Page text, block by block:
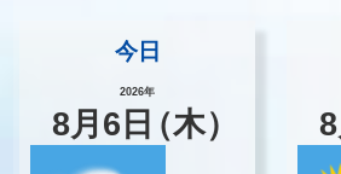
今日
2026年
8月 6 日（木） 8